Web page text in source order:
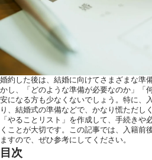
ご列席の皆様へ
トピックス
お問い合わせ・
資料請求
婚約した後は、結婚に向けてさまざまな準
かし、「どのような準備が必要なのか」「
安になる方も少なくないでしょう。特に、
り、結婚式の準備などで、かなり慌ただし
「やることリスト」を作成して、手続きや
くことが大切です。この記事では、入籍前
ますので、ぜひ参考にしてください。
目次